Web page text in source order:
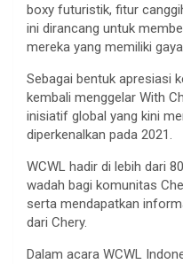
boxy futuristik, fitur
ini dirancang untuk
mereka yang memiliki
Sebagai bentuk apresiasi
kembali menggelar With
inisiatif global yang kini
diperkenalkan pada 2021.
WCWL hadir di lebih dari
wadah bagi komunitas
serta mendapatkan
dari Chery.
Dalam acara WCWL